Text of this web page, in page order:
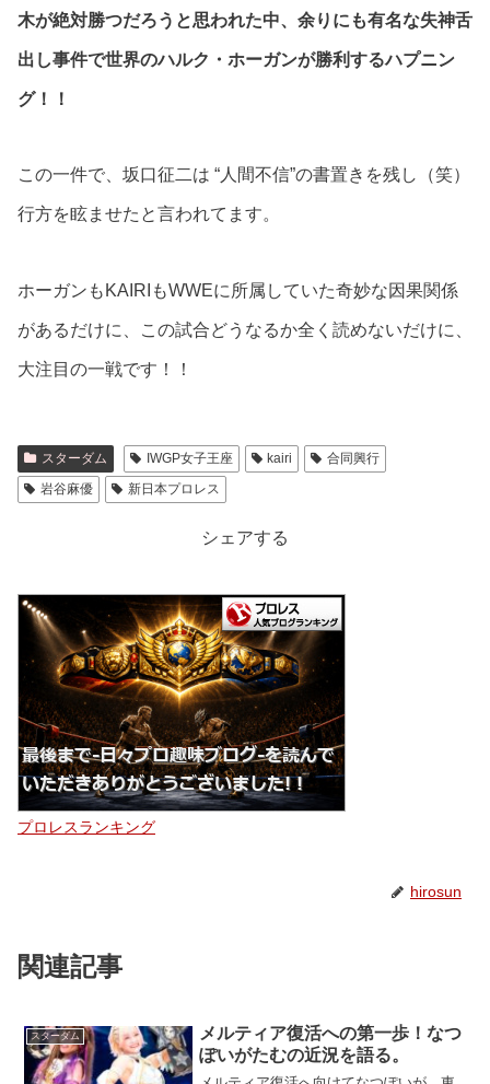
木が絶対勝つだろうと思われた中、余りにも有名な失神舌
出し事件で世界のハルク・ホーガンが勝利するハプニン
グ！！
この一件で、坂口征二は “人間不信”の書置きを残し（笑）
行方を眩ませたと言われてます。
ホーガンもKAIRIもWWEに所属していた奇妙な因果関係
があるだけに、この試合どうなるか全く読めないだけに、
大注目の一戦です！！
スターダム IWGP女子王座 kairi
合同興行
岩谷麻優
新日本プロレス
シェアする
プロレスランキング
hirosun
関連記事
スターダム
メルティア復活への第一歩！なつ
ぽいがたむの近況を語る。